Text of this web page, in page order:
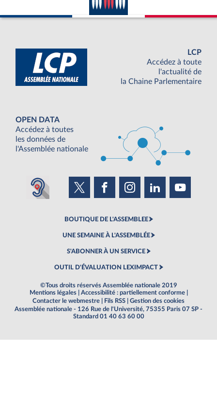
LCP
Accédez à toute
l'actualité de
la Chaine Parlementaire
OPEN DATA
Accédez à toutes
les données de
l'Assemblée nationale
BOUTIQUE DE L'ASSEMBLEE
UNE SEMAINE À L'ASSEMBLÉE
S'ABONNER À UN SERVICE
OUTIL D'ÉVALUATION LEXIMPACT
©Tous droits réservés Assemblée nationale 2019
Mentions légales
Accessibilité : partiellement conforme
Contacter le webmestre
Fils RSS
Gestion des cookies
Assemblée nationale - 126 Rue de l'Université, 75355 Paris 07 SP -
Standard 01 40 63 60 00